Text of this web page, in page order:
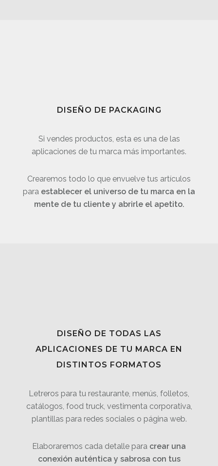
DISEÑO DE PACKAGING
Si vendes productos, esta es una de las
aplicaciones de tu marca más importantes.
Crearemos todo lo que envuelve tus artículos
para establecer el universo de tu marca en la
mente de tu cliente y abrirle el apetito.
DISEÑO DE TODAS LAS
APLICACIONES DE TU MARCA EN
DISTINTOS FORMATOS
Letreros para tu restaurante, menús, folletos,
catálogos, food truck, vestimenta corporativa,
plantillas para redes sociales o página web.
Elaboraremos cada detalle para crear una
conexión auténtica y sabrosa con tus